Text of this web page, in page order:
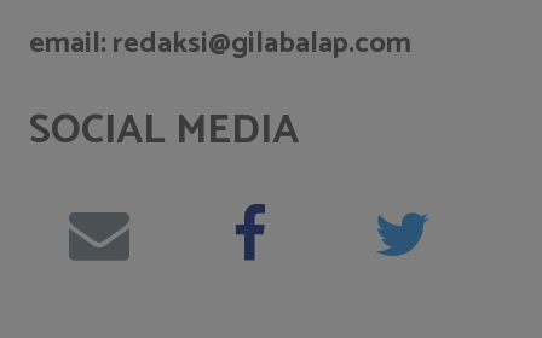
email: redaksi@gilabalap.com
SOCIAL MEDIA